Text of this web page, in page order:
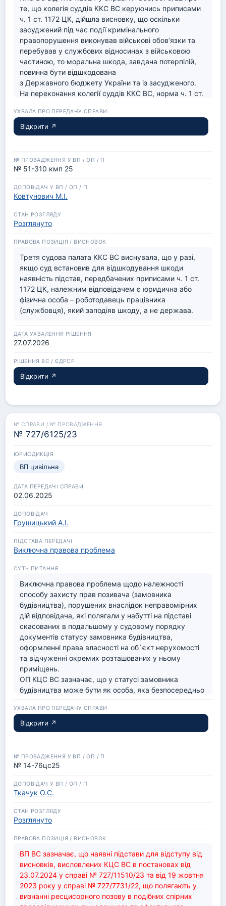
те, що колегія суддів ККС ВС керуючись приписами
ч. 1 ст. 1172 ЦК, дійшла висновку, що оскільки
засуджений під час події кримінального
правопорушення виконував військові обов’язки та
перебував у службових відносинах з військовою
частиною, то моральна шкода, завдана потерпілій,
повинна бути відшкодована
з Державного бюджету України та із засудженого.
На переконання колегії суддів ККС ВС, норма ч. 1 ст.
відшкодування шкоди на державу (як це, наприклад,
визначено приписами ч. 1 ст. 1174 ЦК), а також не
передбачає підстави для стягнення відшкодування
Відкрити ↗
№ 51-310 кмп 25
Ковтунович М.І.
Розглянуто
Третя судова палата ККС ВС виснувала, що у разі,
якщо суд встановив для відшкодування шкоди
наявність підстав, передбачених приписами ч. 1 ст.
1172 ЦК, належним відповідачем є юридична або
фізична особа – роботодавець працівника
(службовця), який заподіяв шкоду, а не держава.
27.07.2026
Відкрити ↗
ВП цивільна
№ 727/6125/23
02.06.2025
Грушицький А.І.
Виключна правова проблема
Виключна правова проблема щодо належності
способу захисту прав позивача (замовника
будівництва), порушених внаслідок неправомірних
дій відповідача, які полягали у набутті на підставі
скасованих в подальшому у судовому порядку
документів статусу замовника будівництва,
оформленні права власності на об`єкт нерухомості
та відчуженні окремих розташованих у ньому
приміщень.
ОП КЦС ВС зазначає, що у статусі замовника
будівництва може бути як особа, яка безпосередньо
законодавством не забороняється також й
поєднання в одній особі усіх трьох статусів:
замовника, забудовника та інвестора.
статусу та правовстановлюючих обставин вибір
способу захисту може бути неправильним або
задоволенні позову або до неможливості реального
відновлення порушених прав. Навпаки, правильно
спосіб захисту, який буде максимально дієвим і
інтересів у судовому порядку.
Висновок щодо окресленої проблеми також вплине й
на оцінку правильності вказівки суду апеляційної
інстанції під час розгляду цієї справи про те, що
саме позов про визнання майнових прав на
нежитлове приміщення (торгове приміщення)
відновить становище позивача.
Відкрити ↗
№ 14-76цс25
Ткачук О.С.
Розглянуто
ВП ВС зазначає, що наявні підстави для відступу від
висновків, висловлених КЦС ВС в постановах від
23.07.2024 у справі № 727/11510/23 та від 19 жовтня
2023 року у справі № 727/7731/22, що полягають у
визнанні ресцисорного позову в подібних спірних